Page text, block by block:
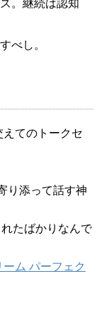
。継続は認知
べし。
てのトークセ
り添って話す神
たばかりなんで
ム パーフェク